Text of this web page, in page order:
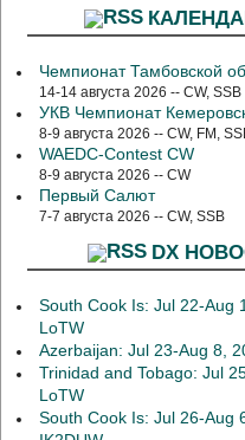
Чемпионат Тамбовской
14-14 августа 2026 -- CW, SSB
УКВ Чемпионат
8-9 августа 2026 -- CW, FM,
WAEDC-Contest CW
8-9 августа 2026 -- CW
Первый Салют
7-7 августа 2026 -- CW, SSB
DX
South Cook Is: Jul 22-Aug
LoTW
Azerbaijan: Jul 23-Aug 8,
Trinidad and Tobago: Jul
LoTW
South Cook Is: Jul 26-Aug